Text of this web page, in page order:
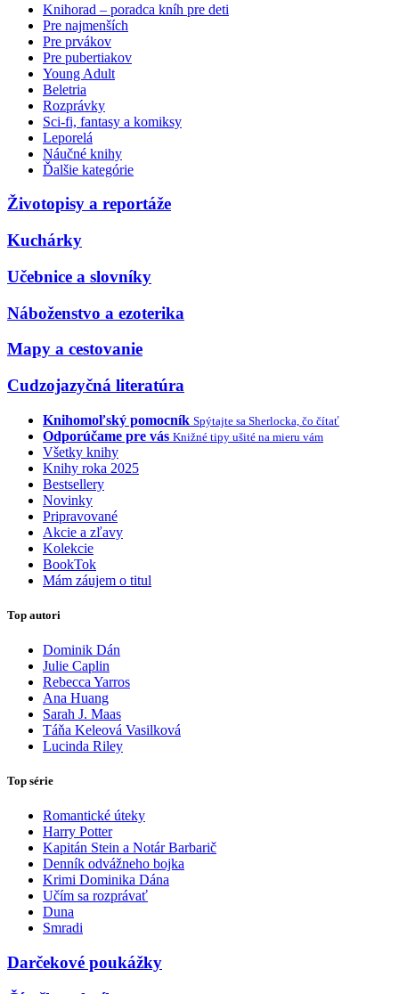
Knihorad – poradca kníh pre deti
Pre najmenších
Pre prvákov
Pre pubertiakov
Young Adult
Beletria
Rozprávky
Sci-fi, fantasy a komiksy
Leporelá
Náučné knihy
Ďalšie kategórie
Životopisy a reportáže
Kuchárky
Učebnice a slovníky
Náboženstvo a ezoterika
Mapy a cestovanie
Cudzojazyčná literatúra
Knihomoľský pomocník Spýtajte sa Sherlocka, čo čítať
Odporúčame pre vás Knižné tipy ušité na mieru vám
Všetky knihy
Knihy roka 2025
Bestsellery
Novinky
Pripravované
Akcie a zľavy
Kolekcie
BookTok
Mám záujem o titul
Top autori
Dominik Dán
Julie Caplin
Rebecca Yarros
Ana Huang
Sarah J. Maas
Táňa Keleová Vasilková
Lucinda Riley
Top série
Romantické úteky
Harry Potter
Kapitán Stein a Notár Barbarič
Denník odvážneho bojka
Krimi Dominika Dána
Učím sa rozprávať
Duna
Smradi
Darčekové poukážky